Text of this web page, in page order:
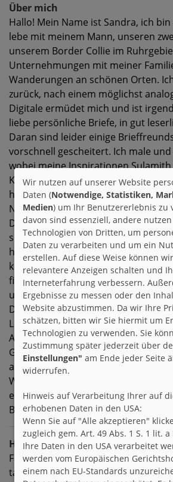
Über mich
Hallo! Mein Name ist Sandra, ich
lebe mit meinem Mann, unseren
unserem Border Collie im
Unternehmungen mit meiner
Wanderungen an schönen Orten.
zurück, nach einem möglichst
Digitale ermüdet mich und ist
liebe persönliche Briefe, in gut
Daran sind leider einige
vorschnell gescheitert. Ich male
wobei meine Inspirationen Sulamith
Kuhn und Cicely Mary Barker sind.
habe ich ein besonderes Interesse
Naturgeister, sowie der Magie/dem
Darüber schreibe ich seit einiger Zeit
schreibe ich sehr gern Verschiedene
habe mehrere Bücher angefangen,
keins zuende geschrieben 😅 Bücher
finanzieller Untergang. Ich las mal,
und Bücher lesen zwei verschiedene
Definitiv liebe ich beide Varianten,
Lesestoff für die nächsten zwei
Auch gärtnere ich sehr gern und
Garten einen friedlichen Hafen, an
ausblenden kann.
Wenn Du mehr erfahren eillst,
einfach an. Ich suche ausschließlich
Brieffreunde zwischen 40 und 60
Hobbies
Familie, wandern, Briefe, schreiben,
tanzen, journaling, lesen, Natur,
Wir nutzen auf unserer Website
Daten (Notwendige, Statistiken,
Medien) um Ihr Benutzererlebnis zu
davon sind essenziell, andere
Technologien von Dritten, um
Daten zu verarbeiten und um ein
erstellen. Auf diese Weise können
relevantere Anzeigen schalten und
Interneterfahrung verbessern.
Ergebnisse zu messen oder den
Website abzustimmen. Da wir Ihre
schätzen, bitten wir Sie hiermit um
Technologien zu verwenden. Sie
Zustimmung später jederzeit über
Einstellungen" am Ende jeder Seite
widerrufen.
Hinweis auf Verarbeitung Ihrer auf
erhobenen Daten in den USA:
Wenn Sie auf "Alle akzeptieren"
zugleich gem. Art. 49 Abs. 1 S. 1 lit. a
Ihre Daten in den USA verarbeitet
werden vom Europäischen
einem nach EU-Standards